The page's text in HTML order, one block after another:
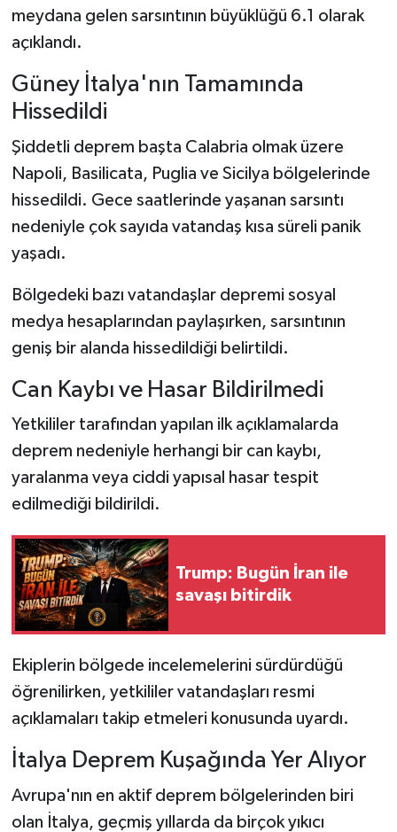
meydana gelen sarsıntının büyüklüğü 6.1 olarak
açıklandı.
Güney İtalya'nın Tamamında
Hissedildi
Şiddetli deprem başta Calabria olmak üzere
Napoli, Basilicata, Puglia ve Sicilya bölgelerinde
hissedildi. Gece saatlerinde yaşanan sarsıntı
nedeniyle çok sayıda vatandaş kısa süreli panik
yaşadı.
Bölgedeki bazı vatandaşlar depremi sosyal
medya hesaplarından paylaşırken, sarsıntının
geniş bir alanda hissedildiği belirtildi.
Can Kaybı ve Hasar Bildirilmedi
Yetkililer tarafından yapılan ilk açıklamalarda
deprem nedeniyle herhangi bir can kaybı,
yaralanma veya ciddi yapısal hasar tespit
edilmediği bildirildi.
Trump: Bugün İran ile
savaşı bitirdik
Ekiplerin bölgede incelemelerini sürdürdüğü
öğrenilirken, yetkililer vatandaşları resmi
açıklamaları takip etmeleri konusunda uyardı.
İtalya Deprem Kuşağında Yer Alıyor
Avrupa'nın en aktif deprem bölgelerinden biri
olan İtalya, geçmiş yıllarda da birçok yıkıcı